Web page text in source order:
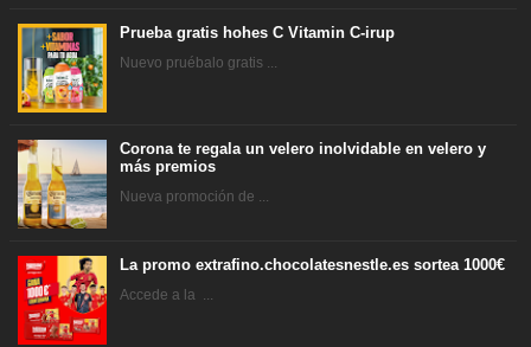
Prueba gratis hohes C Vitamin C-irup
Nuevo pruébalo gratis ...
Corona te regala un velero inolvidable en velero y
más premios
Nueva promoción de ...
La promo extrafino.chocolatesnestle.es sortea 1000€
Accede a la ...